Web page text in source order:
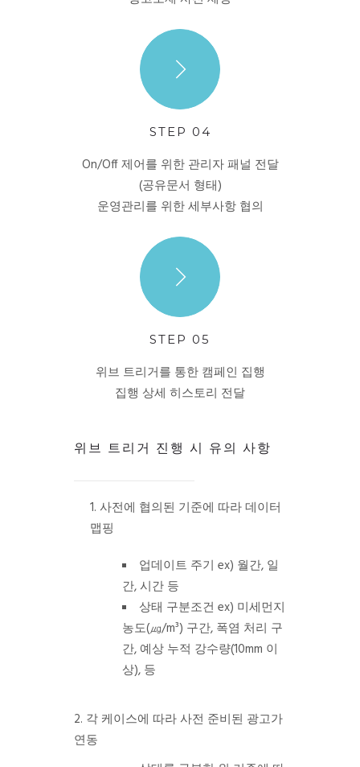
STEP 04
On/Off 제어를 위한 관리자 패널 전달
(공유문서 형태)
운영관리를 위한 세부사항 협의
STEP 05
위브 트리거를 통한 캠페인 집행
집행 상세 히스토리 전달
위브 트리거 진행 시 유의 사항
사전에 협의된 기준에 따라 데이터
맵핑
업데이트 주기 ex) 월간, 일
간, 시간 등
상태 구분조건 ex) 미세먼지
농도(㎍/m³) 구간, 폭염 처리 구
간, 예상 누적 강수량(10mm 이
상), 등
2. 각 케이스에 따라 사전 준비된 광고가
연동